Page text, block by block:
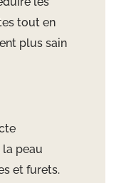
tout en
plus sain
peau
et furets.